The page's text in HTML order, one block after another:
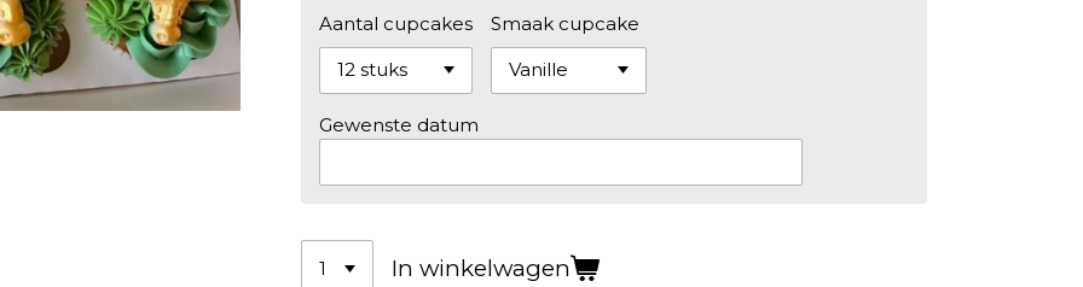
Aantal cupcakes Smaak cupcake
Gewenste datum
In winkelwagen